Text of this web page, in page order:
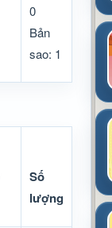
0
Bản
sao: 1
Số
lượng